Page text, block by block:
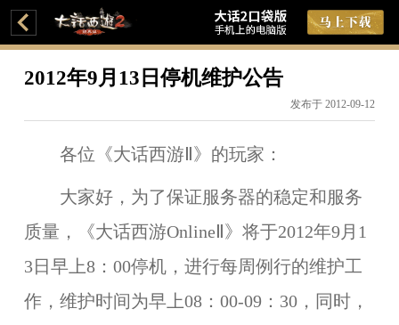
2012年9月13日停机维护公告
发布于 2012-09-12
各位《大话西游Ⅱ》的玩家：
大家好，为了保证服务器的稳定和服务
质量，《大话西游OnlineⅡ》将于2012年9月1
3日早上8：00停机，进行每周例行的维护工
作，维护时间为早上08：00-09：30，同时，